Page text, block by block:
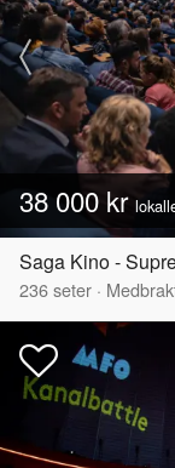
38 000 kr
Saga Kino -
236seter ·